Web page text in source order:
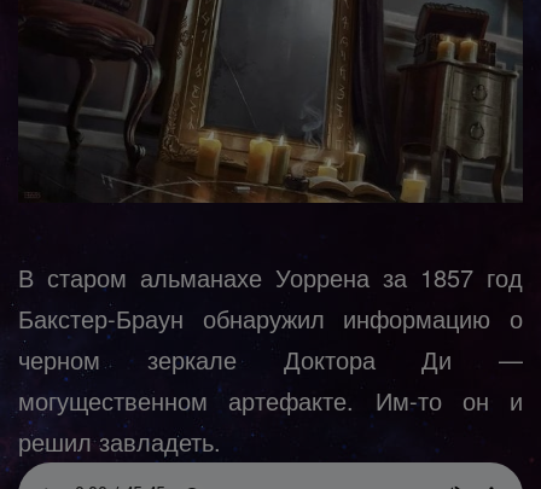
В старом альманахе Уоррена за 1857 год
Бакстер-Браун обнаружил информацию о
черном зеркале Доктора Ди —
могущественном артефакте. Им-то он и
решил завладеть.